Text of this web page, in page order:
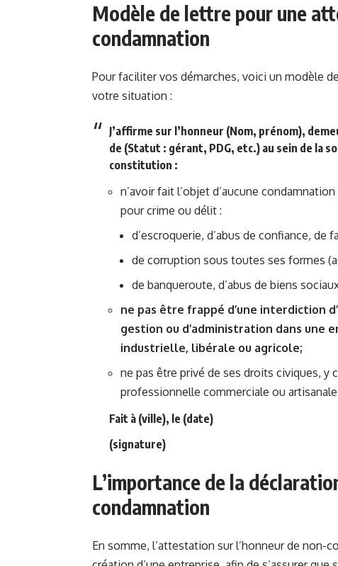
Modèle de lettre pour une
condamnation
Pour faciliter vos démarches, voici un modèle
votre situation :
J’affirme sur l’honneur (Nom, prénom),
de (Statut : gérant, PDG, etc.) au sein de la
constitution :
n’avoir fait l’objet d’aucune
pour crime ou délit :
d’escroquerie, d’abus de confiance, de
de corruption sous toutes ses formes
de banqueroute, d’abus de biens
ne pas être frappé d’une interdiction
gestion ou d’administration dans une
industrielle, libérale ou agricole;
ne pas être privé de ses droits civiques, y
professionnelle commerciale ou
Fait à (ville), le (date)
(signature)
L’importance de la
condamnation
En somme, l’attestation sur l’honneur de